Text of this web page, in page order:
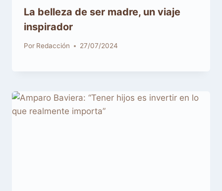
La belleza de ser madre, un viaje
inspirador
Por Redacción 27/07/2024